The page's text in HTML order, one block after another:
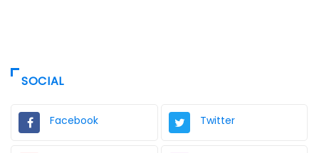
SOCIAL
Facebook Twitter